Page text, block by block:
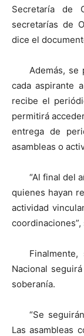
Secretaría de
secretarías de
dice el
Además, se
cada aspirante
recibe el
permitirá
entrega de
asambleas o
“Al final del
quienes hayan
actividad
Nacional
soberanía.
“Se
Las asambleas